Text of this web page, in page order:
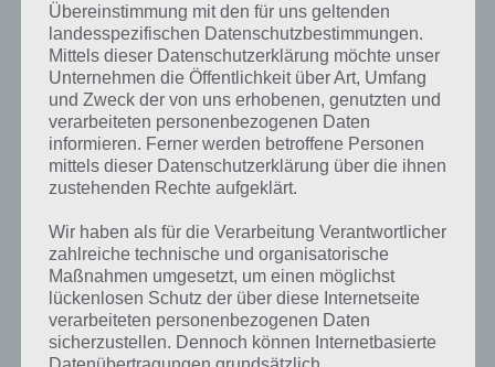
Erklärung!
Darum geht es in Brain Out
Übereinstimmung mit den für uns geltenden
landesspezifischen Datenschutzbestimmungen.
Mittels dieser Datenschutzerklärung möchte unser
Unternehmen die Öffentlichkeit über Art, Umfang
und Zweck der von uns erhobenen, genutzten und
verarbeiteten personenbezogenen Daten
informieren. Ferner werden betroffene Personen
mittels dieser Datenschutzerklärung über die ihnen
zustehenden Rechte aufgeklärt.
Wir haben als für die Verarbeitung Verantwortlicher
zahlreiche technische und organisatorische
Maßnahmen umgesetzt, um einen möglichst
lückenlosen Schutz der über diese Internetseite
verarbeiteten personenbezogenen Daten
sicherzustellen. Dennoch können Internetbasierte